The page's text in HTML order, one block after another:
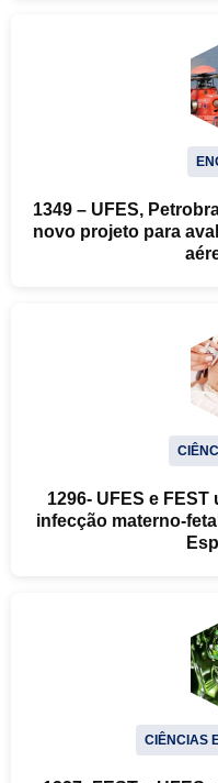
1349 – UFES,
novo projeto para
1296- UFES e
infecção materno-
CIÊNCIAS